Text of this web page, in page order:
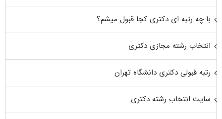
با چه رتبه ای دکتری کجا قبول میشم؟
انتخاب رشته مجازی دکتری
رتبه قبولی دکتری دانشگاه تهران
سایت انتخاب رشته دکتری